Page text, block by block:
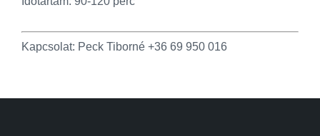
Kapcsolat: Peck Tiborné +36 69 950 016